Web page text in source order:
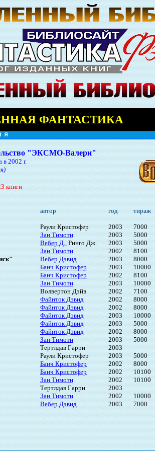
ФАНТАСТИКА
"ЭКСМО-Валери"
в 2002 г.
книги
автор год тираж
Раули Кристофер 2003 7000
Зан Тимоти 2003 5000
Вебер Д., Ринго Дж. 2003 5000
Зан Тимоти 2002 8100
Вебер Дэвид 2003 8000
Банч Кристофер 2003 10000
Банч Кристофер 2002 8100
Зан Тимоти 2003 10000
Волвертон Дэйв 2002 7100
Файнток Дэвид 2002 8000
Файнток Дэвид 2002 8000
Файнток Дэвид 2003 10000
Файнток Дэвид 2003 5000
Файнток Дэвид 2002 8000
Зан Тимоти 2003 5000
Тертлдав Гарри
2003
Раули Кристофер 2003 5000
Банч Кристофер 2002 8000
Банч Кристофер 2002 10100
Зан Тимоти 2002 10100
Тертлдав Гарри
2003
Зан Тимоти 2002 10000
Вебер Дэвид 2003 7000